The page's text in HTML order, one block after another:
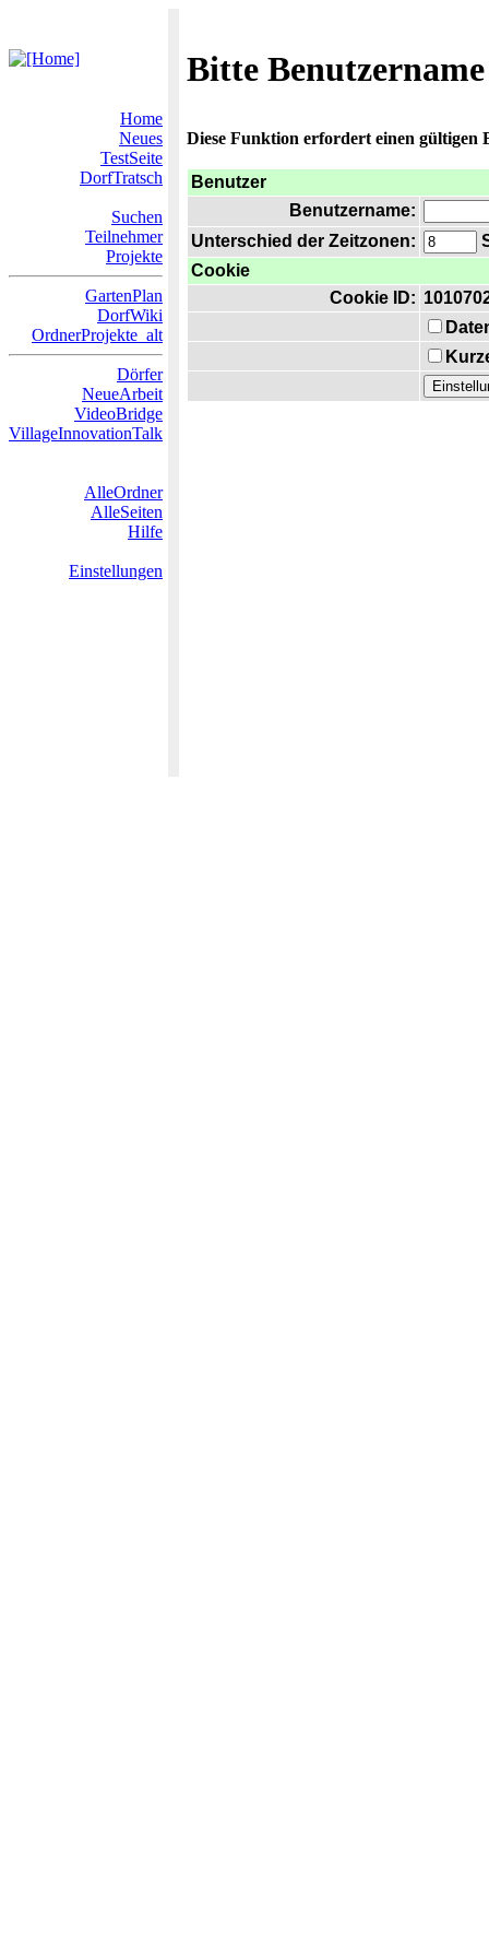
Bitte
Home
Neues
TestSeite
DorfTratsch
Suchen
Teilnehmer
Projekte
GartenPlan
DorfWiki
OrdnerProjekte_alt
Dörfer
NeueArbeit
VideoBridge
VillageInnovationTalk
AlleOrdner
AlleSeiten
Hilfe
Einstellungen
Diese Funktion erfordert einen gültigen
Benutzer
Benutzername:
Unterschied der Zeitzonen:
Cookie
Cookie ID: